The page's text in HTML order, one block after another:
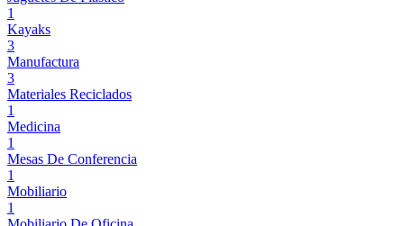
1
Kayaks
3
Manufactura
3
Materiales Reciclados
1
Medicina
1
Mesas De Conferencia
1
Mobiliario
1